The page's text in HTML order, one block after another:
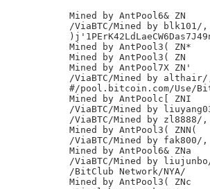
Mined by AntPool6& ZN
/ViaBTC/Mined by blk101/,
Mined by AntPool3( ZN*
Mined by AntPool3( ZN
Mined by AntPool7X ZN'
/ViaBTC/Mined by althair/
#/pool.bitcoin.com/Use/
Mined by AntPoolc[ ZNI
/ViaBTC/Mined by
/ViaBTC/Mined by zl8888/,
Mined by AntPool3( ZNN(
/ViaBTC/Mined by fak800/,
Mined by AntPool6& ZNa
/ViaBTC/Mined by
/BitClub Network/NYA/
Mined by AntPool3( ZNc